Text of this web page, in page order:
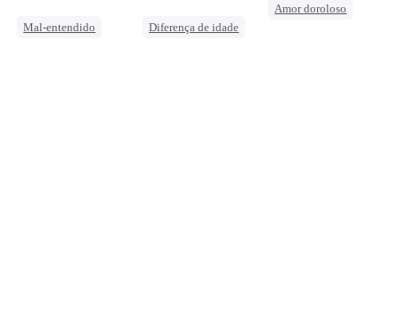
Mal-entendido
Diferença de idade
Amor doroloso